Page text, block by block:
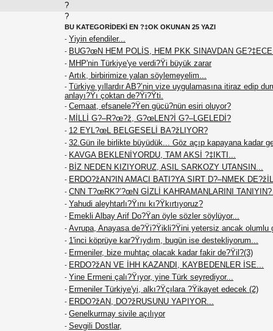
?
?
BU KATEGORİDEKİ EN ?‡OK OKUNAN 25 YAZI
- Yiyin efendiler...
- BUG?œN HEM POLİS, HEM PKK SINAVDAN
- MHP'nin Türkiye'ye verdi?Ÿi büyük zarar
- Artık, birbirimize yalan söylemeyelim...
- Türkiye yıllardır AB?’nin vize uygulamasına itiraz edip
anlayı?Ÿı çoktan de?Ÿi?Ÿti.
- Cemaat, efsanele?Ÿen gücü?nün esiri oluyor?
- MİLLİ G?–R?œ?ž, G?œLEN?İ G?–LGELEDİ?
- 12 EYL?œL BELGESELİ BA?žLIYOR?
- 32.Gün ile birlikte büyüdük... Göz açıp kapayana kadar
- KAVGA BEKLENİYORDU, TAM AKSİ ?‡IKTI...
- BİZ NEDEN KIZIYORUZ, ASIL SARKOZY UTANSIN...
- ERDO?žAN?IN AMACI BATI?YA SIRT D?–NMEK
- CNN T?œRK?’?œN GİZLİ KAHRAMANLARINI
- Yahudi aleyhtarlı?Ÿını kı?Ÿkırtıyoruz?
- Emekli Albay Arif Do?Ÿan öyle sözler söylüyor...
- Avrupa, Anayasa de?Ÿi?Ÿikli?Ÿini yetersiz ancak olumlu
- 1'inci köprüye kar?Ÿıydım, bugün ise destekliyorum...
- Ermeniler, bize muhtaç olacak kadar fakir de?Ÿil?(3)
- ERDO?žAN VE İHH KAZANDI, KAYBEDENLER İSE...
- Yine Ermeni çalı?Ÿıyor, yine Türk seyrediyor...
- Ermeniler Türkiye'yi, alkı?Ÿçılara ?Ÿikayet edecek (2)
- ERDO?žAN, DO?žRUSUNU YAPIYOR...
- Genelkurmay sivile açılıyor
- Sevgili Dostlar,